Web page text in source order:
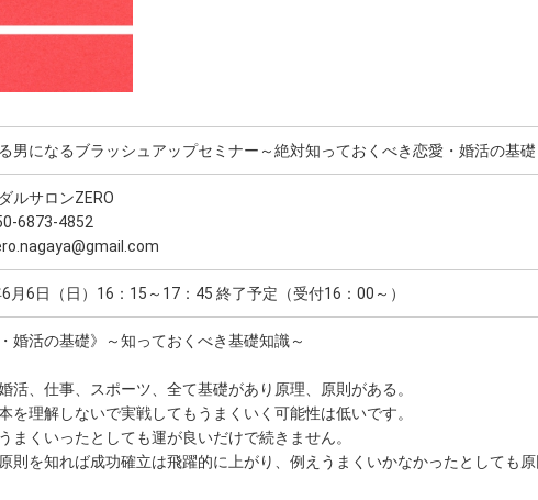
男になるブラッシュアップセミナー～絶対知っておくべき恋愛・婚活の基礎
ルサロンZERO
6873-4852
月6日（日）16：15～17：45 終了予定（受付16：00～）
・婚活の基礎》～知っておくべき基礎知識～
活、仕事、スポーツ、全て基礎があり原理、原則がある。
を理解しないで実戦してもうまくいく可能性は低いです。
まくいったとしても運が良いだけで続きません。
則を知れば成功確立は飛躍的に上がり、例えうまくいかなかったとしても